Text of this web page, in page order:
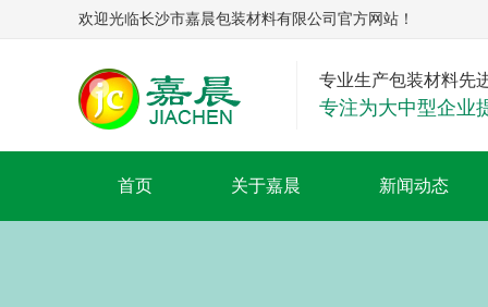
欢迎光临长沙市嘉晨包装材料有限公司官方网站！
专业生产包装材料先
专注为大中型企业
首页 关于嘉晨 新闻动态